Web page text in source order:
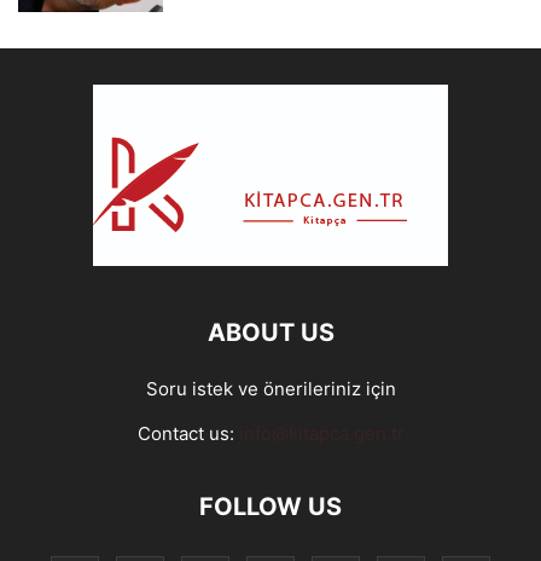
ABOUT US
Soru istek ve önerileriniz için
Contact us:
info@kitapca.gen.tr
FOLLOW US